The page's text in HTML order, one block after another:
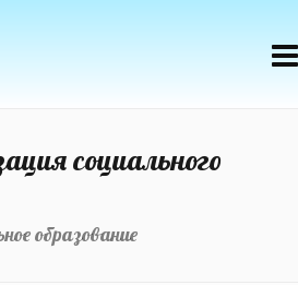
социального
образование